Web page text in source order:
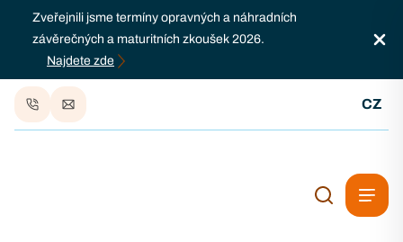
Zveřejnili jsme termíny opravných a náhradních
závěrečných a maturitních zkoušek 2026.
Najdete zde
CZ